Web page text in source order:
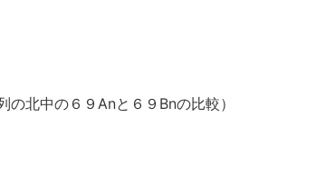
北中の６９Anと６９Bnの比較）